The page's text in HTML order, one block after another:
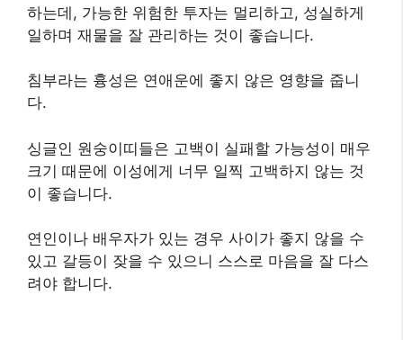
하는데, 가능한 위험한 투자는 멀리하고, 성실하게
일하며 재물을 잘 관리하는 것이 좋습니다.
침부라는 흉성은 연애운에 좋지 않은 영향을 줍니
다.
싱글인 원숭이띠들은 고백이 실패할 가능성이 매우
크기 때문에 이성에게 너무 일찍 고백하지 않는 것
이 좋습니다.
연인이나 배우자가 있는 경우 사이가 좋지 않을 수
있고 갈등이 잦을 수 있으니 스스로 마음을 잘 다스
려야 합니다.​